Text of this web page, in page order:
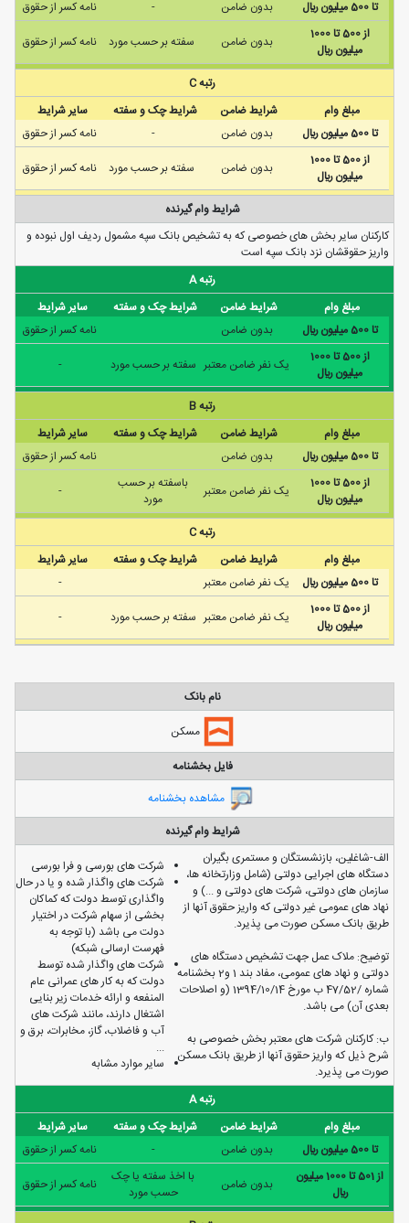
بدون ضامن
نامه كسر از حقوق
از 500 تا 1000
ميليون ريال
بدون ضامن سفته بر حسب مورد نامه كسر از حقوق
رتبه C
مبلغ وام
شرایط ضامن شرایط چک و سفته
سایر شرایط
بدون ضامن
نامه كسر از حقوق
از 500 تا 1000
ميليون ريال
بدون ضامن سفته بر حسب مورد نامه كسر از حقوق
شرایط وام گیرنده
کارکنان سایر بخش های خصوصی که به تشخیص بانک سپه مشمول ردیف اول نبوده و
واریز حقوقشان نزد بانک سپه است
رتبه A
مبلغ وام
شرایط ضامن شرایط چک و سفته
سایر شرایط
بدون ضامن
نامه كسر از حقوق
از 500 تا 1000
ميليون ريال
يک نفر ضامن معتبر سفته بر حسب مورد
رتبه B
مبلغ وام
شرایط ضامن شرایط چک و سفته
سایر شرایط
بدون ضامن
نامه كسر از حقوق
از 500 تا 1000
ميليون ريال
يک نفر ضامن معتبر
باسفته بر حسب
مورد
رتبه C
مبلغ وام
شرایط ضامن شرایط چک و سفته
سایر شرایط
يک نفر ضامن معتبر
از 500 تا 1000
ميليون ريال
يک نفر ضامن معتبر سفته بر حسب مورد
نام بانک
مسکن
فایل بخشنامه
مشاهده بخشنامه
شرایط وام گیرنده
الف-شاغلین، بازنشستگان و مستمری بگیران
دستگاه های اجرایی دولتی (شامل وزارتخانه ها،
سازمان های دولتی، شرکت های دولتی و ...) و
نهاد های عمومی غیر دولتی که واریز حقوق آنها از
طریق بانک مسکن صورت می پذیرد.
توضیح: ملاک عمل جهت تشخیص دستگاه های
دولتی و نهاد های عمومی، مفاد بند 1 و2 بخشنامه
شماره /47/52 ب مورخ 1394/10/14 (و اصلاحات
بعدی آن) می باشد.
ب: کارکنان شرکت های معتبر بخش خصوصی به
شرح ذیل که واریز حقوق آنها از طریق بانک مسکن
صورت می پذیرد.
شرکت های بورسی و فرا بورسی
شرکت های واگذار شده و یا در حال
واگذاری توسط دولت که کماکان
بخشی از سهام شرکت در اختیار
دولت می باشد (با توجه به
فهرست ارسالی شبکه)
شرکت های واگذار شده توسط
دولت که به کار های عمرانی عام
المنفعه و ارائه خدمات زیر بنایی
اشتغال دارند، مانند شرکت های
آب و فاضلاب، گاز، مخابرات، برق و
سایر موارد مشابه
رتبه A
مبلغ وام
شرایط ضامن شرایط چک و سفته
سایر شرایط
بدون ضامن
نامه كسر از حقوق
از 501 تا 1000 ميليون
ريال
بدون ضامن
با اخذ سفته يا چک
حسب مورد
نامه كسر از حقوق